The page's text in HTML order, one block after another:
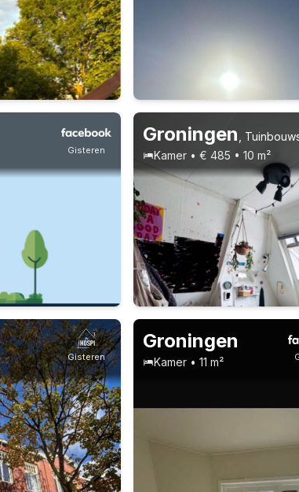
Vast contract 5
Gisteren
Groningen
Kamer • € 485 • 10 m²
Vast contract 3
Gisteren
Groningen
Kamer • 11 m²